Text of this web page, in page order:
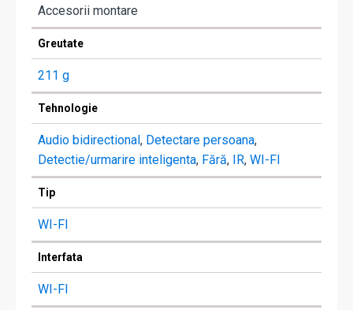
Accesorii montare
Greutate
211 g
Tehnologie
Audio bidirectional , Detectare persoana,
Detectie/urmarire inteligenta, Fără, IR, WI-FI
Tip
WI-FI
Interfata
WI-FI